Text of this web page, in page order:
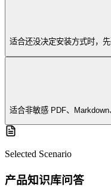
适合还没决定安装方式时，
适合非敏感 PDF、
Selected Scenario
产品知识库问答